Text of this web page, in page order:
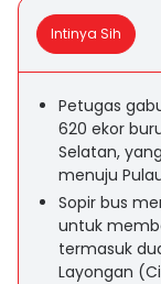
Intinya Sih
Petugas
620 ekor
Selatan,
menuju
Sopir bus
untuk
termasuk
Layongan